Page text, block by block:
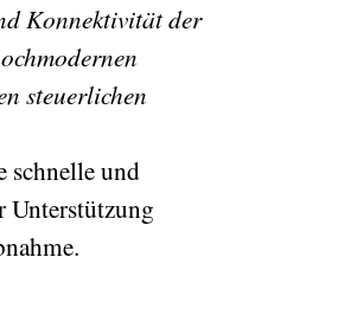
Konnektivität der
steuerlichen
schnelle und
Unterstützung